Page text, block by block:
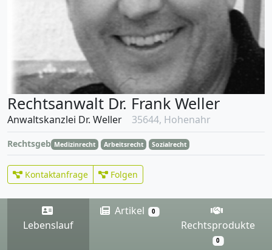
Rechtsanwalt Dr. Frank Weller
Anwaltskanzlei Dr. Weller 35644, Hohenahr
RechtsgebieteMedizinrecht Arbeitsrecht Sozialrecht
Kontaktanfrage Folgen
Lebenslauf
Artikel 0
Rechtsprodukte
0